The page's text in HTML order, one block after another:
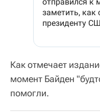
Как отмечает
момент Байден
помогли.